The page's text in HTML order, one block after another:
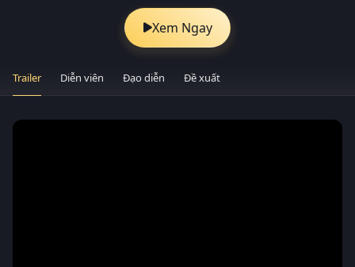
Xem Ngay
Trailer Diễn viên Đạo diễn Đề xuất